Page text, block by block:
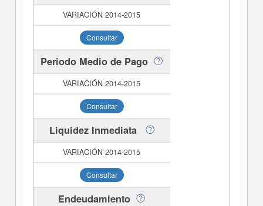
Consultar
Periodo Medio de Pago
Consultar
Liquidez Inmediata
Consultar
Endeudamiento